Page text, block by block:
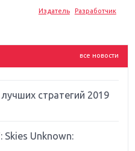
Издатель Разработчик
все новости
стратегий 2019
Skies Unknown: